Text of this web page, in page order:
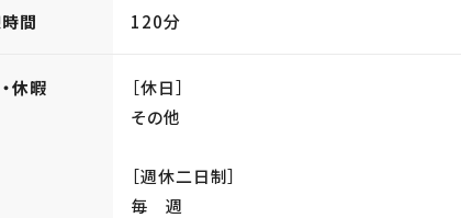
間 120分
休暇
［休日］
その他
［週休二日制］
毎 週